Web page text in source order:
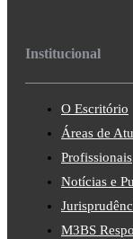
Institucional
O Escritório
Áreas de
Profissionais
Notícias e
M3BS